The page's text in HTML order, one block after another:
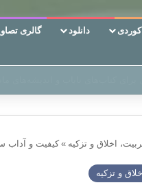
دانلود گالری
اخلاق و تزکیه » کیفیت و آداب
و تزکیه